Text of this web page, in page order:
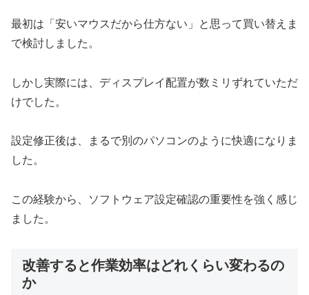
最初は「安いマウスだから仕方ない」と思って買い替えま
で検討しました。
しかし実際には、ディスプレイ配置が数ミリずれていただ
けでした。
設定修正後は、まるで別のパソコンのように快適になりま
した。
この経験から、ソフトウェア設定確認の重要性を強く感じ
ました。
改善すると作業効率はどれくらい変わるの
か